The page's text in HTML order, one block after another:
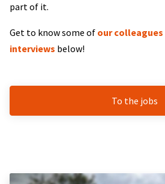
part of it.
Get to know some of our colleagues
interviews below!
To the jobs